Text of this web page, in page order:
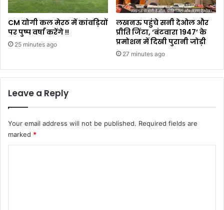
CM योगी कल मेरठ में कांवड़ियों
पर पुष्प वर्षा करेंगे !!
25 minutes ago
लखनऊ पहुंचे सनी देओल और
प्रीति जिंटा, ‘बंटवारा 1947’ के
प्रमोशन में दिखी पुरानी जोड़ी
27 minutes ago
Leave a Reply
Your email address will not be published. Required fields are
marked *